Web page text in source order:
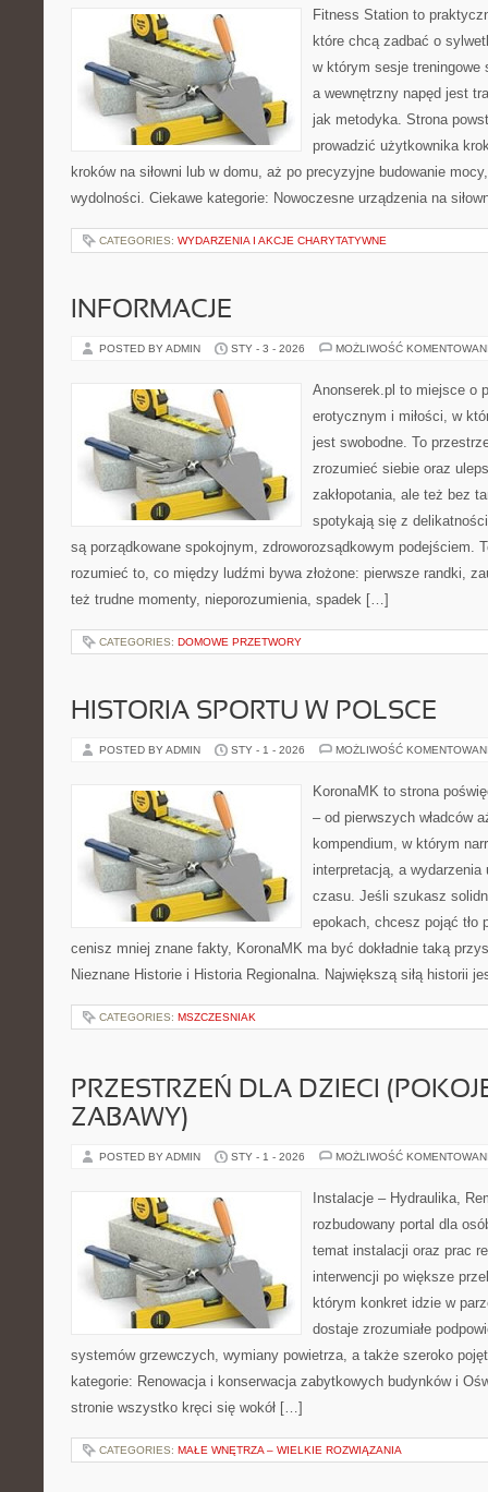
Fitness Station to
które chcą zadbać o
w którym sesje treningowe
a wewnętrzny napęd jest
jak metodyka. Strona
prowadzić użytkownika
kroków na siłowni lub w domu, aż po precyzyjne budowanie
wydolności. Ciekawe kategorie: Nowoczesne urządzenia na
CATEGORIES: WYDARZENIA I AKCJE CHARYTATYWNE
INFORMACJE
POSTED BY ADMIN STY - 3 - 2026 MOŻLIWOŚĆ
Anonserek.pl to miejsce o
erotycznym i miłości, w
jest swobodne. To
zrozumieć siebie oraz
zakłopotania, ale też bez
spotykają się z
są porządkowane spokojnym, zdroworozsądkowym podejściem.
rozumieć to, co między ludźmi bywa złożone: pierwsze randki,
też trudne momenty, nieporozumienia, spadek […]
CATEGORIES: DOMOWE PRZETWORY
HISTORIA SPORTU W POLSCE
POSTED BY ADMIN STY - 1 - 2026 MOŻLIWOŚĆ
KoronaMK to strona
– od pierwszych władców
kompendium, w którym
interpretacją, a wydarzenia
czasu. Jeśli szukasz
epokach, chcesz pojąć tło
cenisz mniej znane fakty, KoronaMK ma być dokładnie taką
Nieznane Historie i Historia Regionalna. Największą siłą historii
CATEGORIES: MSZCZESNIAK
PRZESTRZEŃ DLA DZIECI
ZABAWY)
POSTED BY ADMIN STY - 1 - 2026 MOŻLIWOŚĆ
Instalacje – Hydraulika,
rozbudowany portal dla
temat instalacji oraz prac
interwencji po większe
którym konkret idzie w
dostaje zrozumiałe
systemów grzewczych, wymiany powietrza, a także szeroko
kategorie: Renowacja i konserwacja zabytkowych budynków i
stronie wszystko kręci się wokół […]
CATEGORIES: MAŁE WNĘTRZA – WIELKIE ROZWIĄZANIA